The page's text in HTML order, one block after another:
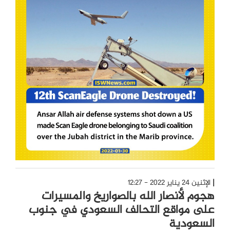
الإثنين 24 يناير 2022 - 12:27
هجوم لأنصار الله بالصواريخ والمسيرات
على مواقع التحالف السعودي في جنوب
السعودية